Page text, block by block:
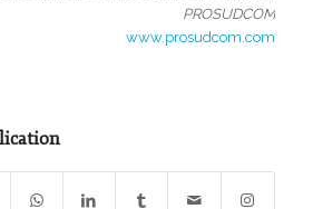
PROSUDCOM
www.prosudcom.com